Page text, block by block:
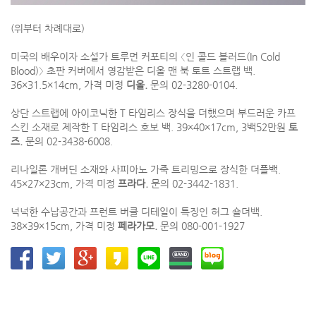
(위부터 차례대로)
미국의 배우이자 소설가 트루먼 커포티의 〈인 콜드 블러드(In Cold
Blood)〉 초판 커버에서 영감받은 디올 맨 북 토트 스트랩 백.
36×31.5×14cm, 가격 미정 디올. 문의 02-3280-0104.
상단 스트랩에 아이코닉한 T 타임리스 장식을 더했으며 부드러운 카프
스킨 소재로 제작한 T 타임리스 호보 백. 39×40×17cm, 3백52만원 토
즈. 문의 02-3438-6008.
리나일론 개버딘 소재와 사피아노 가죽 트리밍으로 장식한 더플백.
45×27×23cm, 가격 미정 프라다. 문의 02-3442-1831.
넉넉한 수납공간과 프런트 버클 디테일이 특징인 허그 숄더백.
38×39×15cm, 가격 미정 페라가모. 문의 080-001-1927